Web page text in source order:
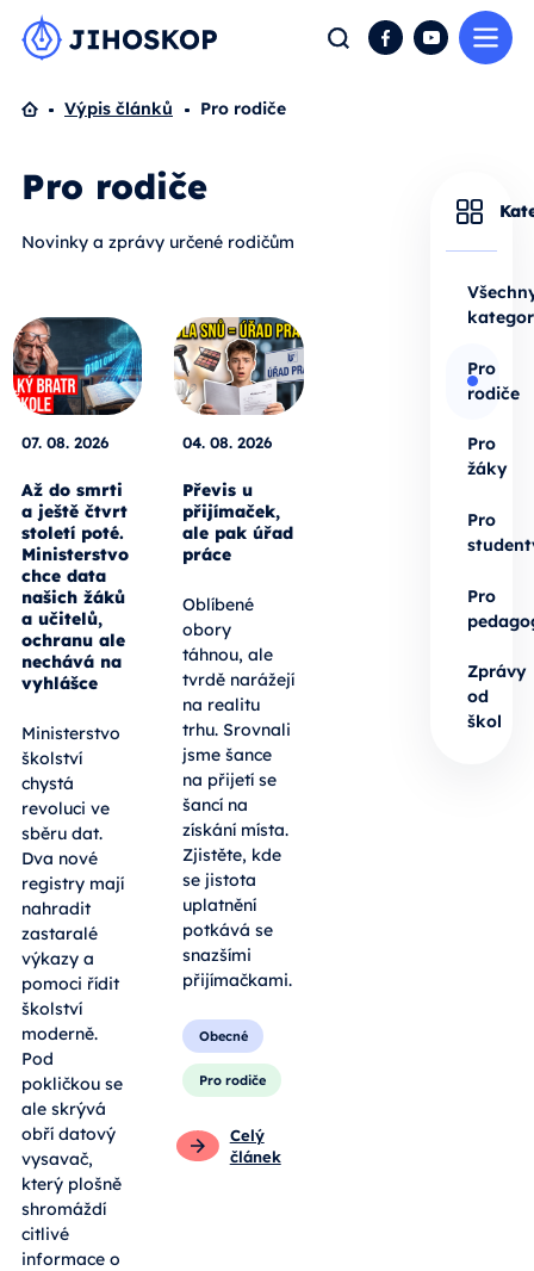
Hledat FacebookYouTube
Domů
Výpis článků Pro rodiče
Pro rodiče
Novinky a zprávy určené rodičům
07. 08. 2026
Až do smrti
a ještě čtvrt
století poté.
Ministerstvo
chce data
našich žáků
a učitelů,
ochranu ale
nechává na
vyhlášce
Ministerstvo
školství
chystá
revoluci ve
sběru dat.
Dva nové
registry mají
nahradit
zastaralé
výkazy a
pomoci řídit
školství
moderně.
Pod
pokličkou se
ale skrývá
obří datový
vysavač,
který plošně
shromáždí
citlivé
informace o
04. 08. 2026
Převis u
přijímaček,
ale pak úřad
práce
Oblíbené
obory
táhnou, ale
tvrdě narážejí
na realitu
trhu. Srovnali
jsme šance
na přijetí se
šancí na
získání místa.
Zjistěte, kde
se jistota
uplatnění
potkává se
snazšími
přijímačkami.
Obecné
Pro rodiče
Celý
článek
Pro
rodiče
Pro
žáky
Pro
Pro
Zprávy
od
škol